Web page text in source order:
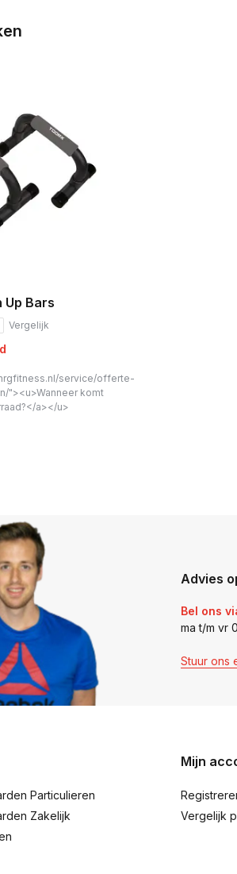
Up Bars
Vergelijk
service/offerte-
"><u>Wanneer komt
a></u>
Advies
Bel ons
ma t/m vr
Stuur ons
Particulieren
Zakelijk
Mijn
Vergelijk